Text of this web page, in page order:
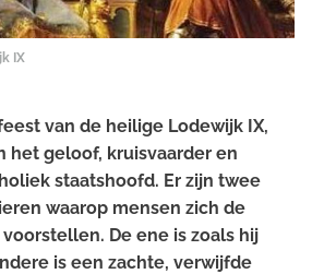
IX
van de heilige Lodewijk IX,
het geloof, kruisvaarder en
staatshoofd. Er zijn twee
waarop mensen zich de
De ene is zoals hij
is een zachte, verwijfde